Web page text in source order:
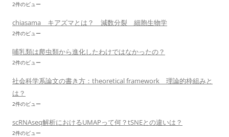
2件のビュー
chiasama キアズマとは？ 減数分裂 細胞生物学
2件のビュー
哺乳類は爬虫類から進化したわけではなかったの？
2件のビュー
社会科学系論文の書き方：theoretical framework 理論的枠組みと
は？
2件のビュー
scRNAseq解析におけるUMAPって何？tSNEとの違いは？
2件のビュー